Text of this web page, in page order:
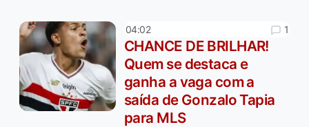
04:02 1
CHANCE DE BRILHAR!
Quem se destaca e
ganha a vaga com a
saída de Gonzalo Tapia
para MLS